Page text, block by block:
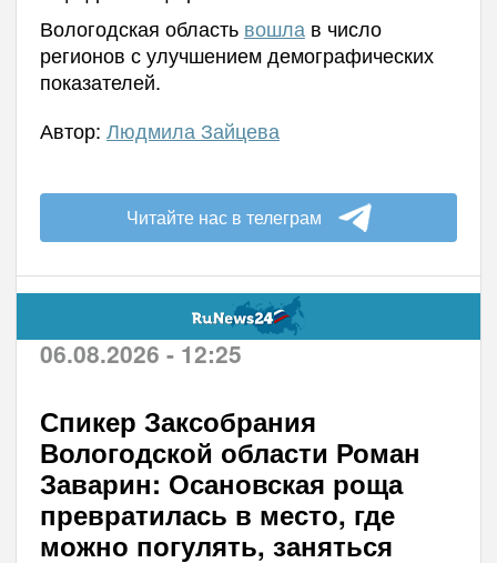
Вологодская область вошлав число
регионов с улучшением демографических
показателей.
Автор: Людмила Зайцева
Читайте нас в телеграм
06.08.2026 - 12:25
Спикер Заксобрания
Вологодской области Роман
Заварин: Осановская роща
превратилась в место, где
можно погулять, заняться